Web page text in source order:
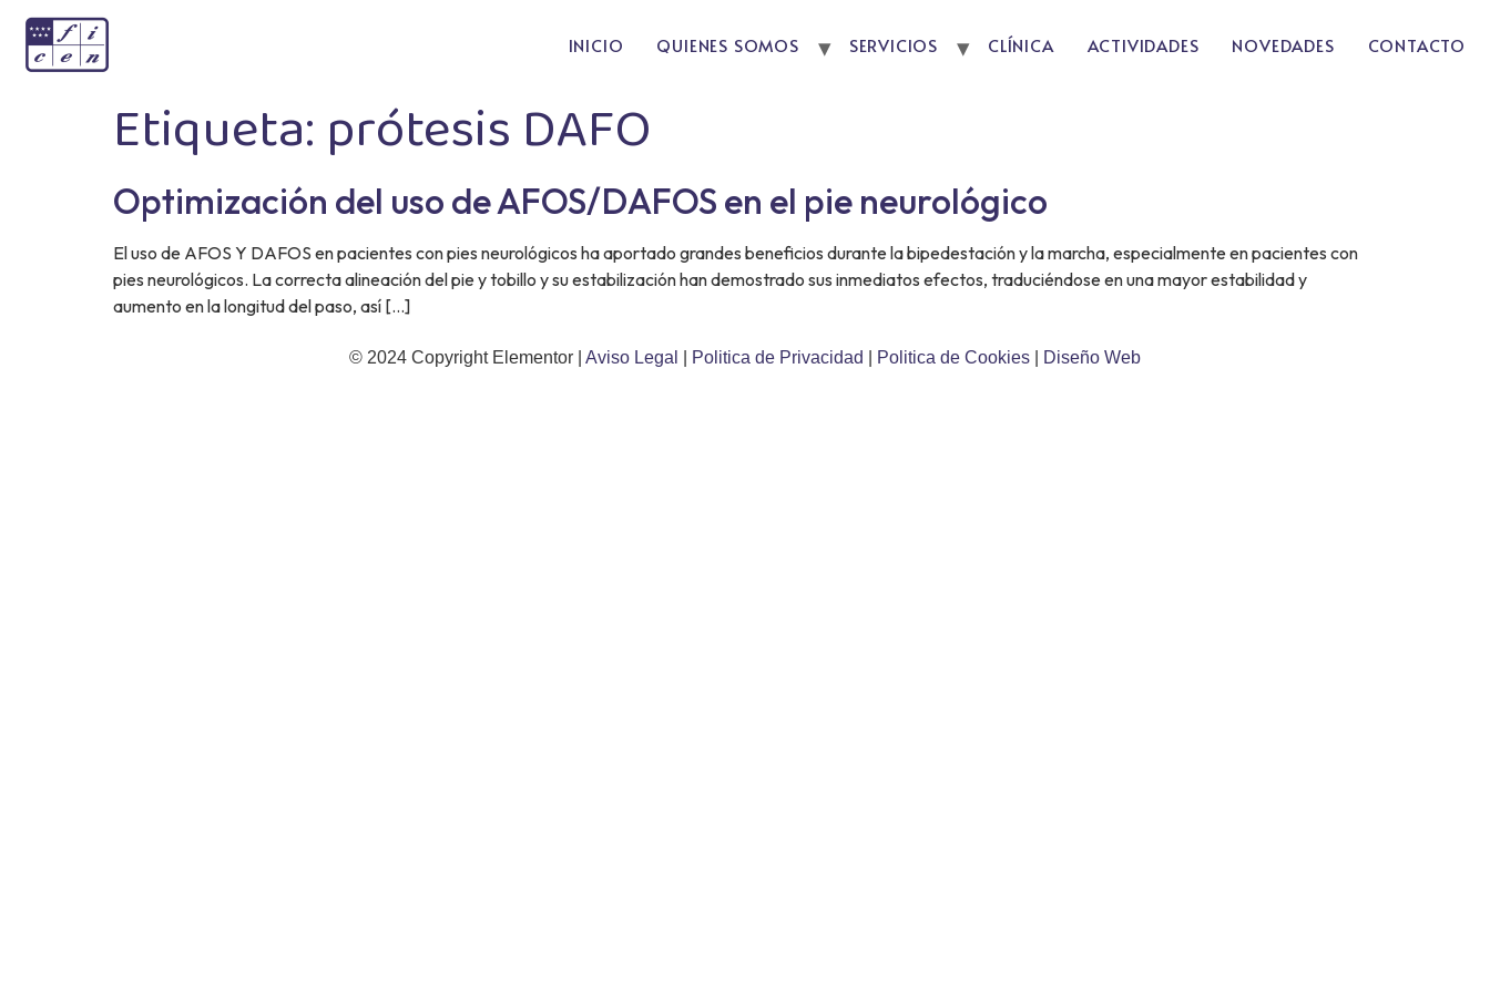
INICIO QUIENES SOMOS SERVICIOS CLÍNICA ACTIVIDADES NOVEDADES CONTACTO
Etiqueta: prótesis DAFO
Optimización del uso de AFOS/DAFOS en el pie neurológico
El uso de AFOS Y DAFOS en pacientes con pies neurológicos ha aportado grandes beneficios durante la bipedestación y la marcha, especialmente en pacientes con
pies neurológicos. La correcta alineación del pie y tobillo y su estabilización han demostrado sus inmediatos efectos, traduciéndose en una mayor estabilidad y
aumento en la longitud del paso, así […]
© 2024 Copyright Elementor | Aviso Legal Politica de Privacidad Politica de Cookies Diseño Web